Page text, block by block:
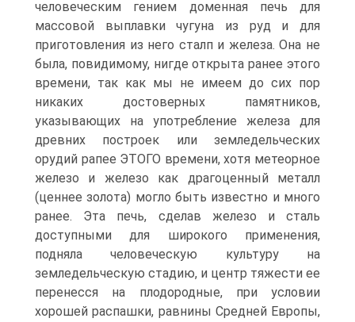
человеческим гением доменная печь для
массовой выплавки чугуна из руд и для
приготовления из него сталп и железа. Она не
была, повидимому, нигде открыта ранее этого
времени, так как мы не имеем до сих пор
никаких достоверных памятников,
указывающих на употребление железа для
древних построек или земледельческих
орудий рапее ЭТОГО времени, хотя метеорное
железо и железо как драгоценный металл
(ценнее золота) могло быть известно и много
ранее. Эта печь, сделав железо и сталь
доступными для широкого применения,
подняла человеческую культуру на
земледельческую стадию, и центр тяжести ее
перенесся на плодородные, при условии
хорошей распашки, равнины Средней Европы,